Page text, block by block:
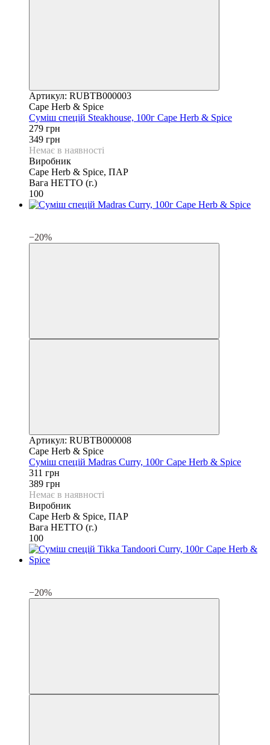
Артикул: RUBTB000003
Cape Herb & Spice
Суміш спецій Steakhouse, 100г Cape Herb & Spice
279 грн
349 грн
Немає в наявності
Виробник
Cape Herb & Spice, ПАР
Вага НЕТТО (г.)
100
−20%
Артикул: RUBTB000008
Cape Herb & Spice
Суміш спецій Madras Curry, 100г Cape Herb & Spice
311 грн
389 грн
Немає в наявності
Виробник
Cape Herb & Spice, ПАР
Вага НЕТТО (г.)
100
−20%